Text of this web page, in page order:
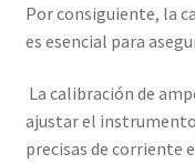
Osciloscopio con
Servicios de
Por consiguiente, la
es esencial para
La calibración de
ajustar el
precisas de corriente